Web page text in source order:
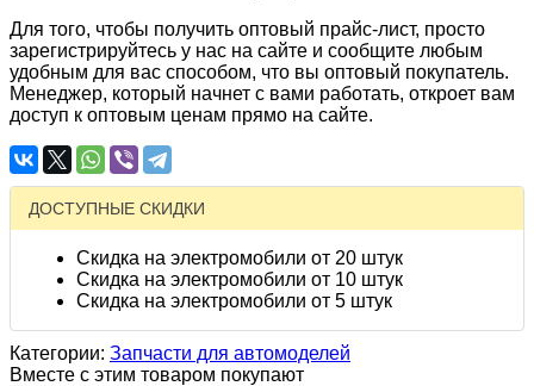
Для того, чтобы получить оптовый прайс-лист, просто
зарегистрируйтесь у нас на сайте и сообщите любым
удобным для вас способом, что вы оптовый покупатель.
Менеджер, который начнет с вами работать, откроет вам
доступ к оптовым ценам прямо на сайте.
ДОСТУПНЫЕ СКИДКИ
Скидка на электромобили от 20 штук
Скидка на электромобили от 10 штук
Скидка на электромобили от 5 штук
Категории: Запчасти для автомоделей
Вместе с этим товаром покупают